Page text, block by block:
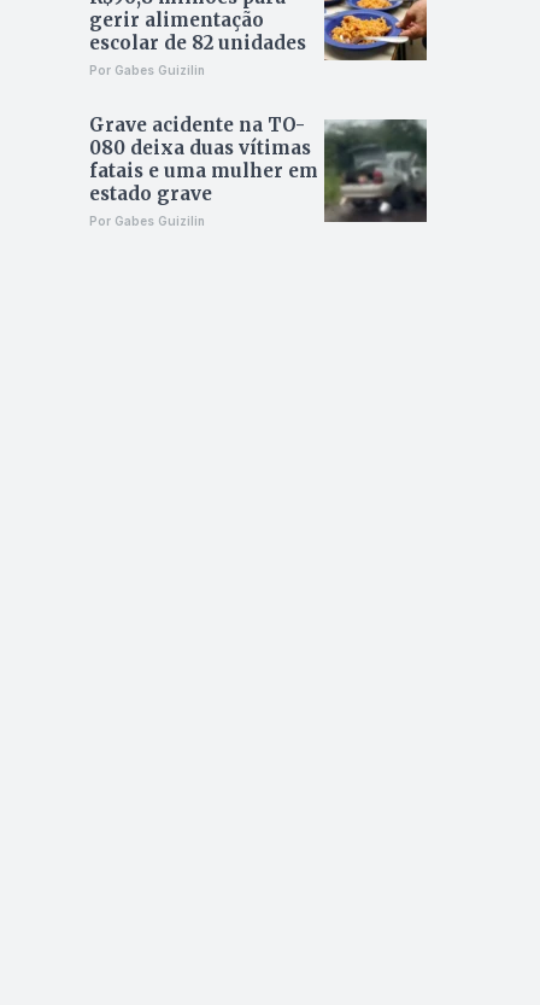
gerir alimentação
escolar de 82 unidades
Por Gabes Guizilin
Grave acidente na TO-
080 deixa duas vítimas
fatais e uma mulher em
estado grave
Por Gabes Guizilin